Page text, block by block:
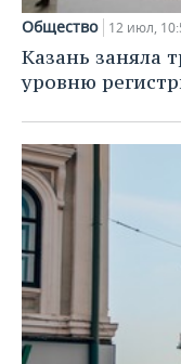
Общество 12 июл,
Казань заняла
уровню